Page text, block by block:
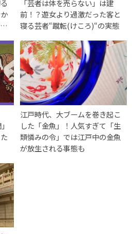
…
「芸者は体を売らない」は建
前！？遊女より過激だった客と
寝る芸者“蹴転(けころ)“の実態
江戸時代、大ブームを巻き起こ
した「金魚」！人気すぎて「生
類憐みの令」では江戸中の金魚
が放生される事態も